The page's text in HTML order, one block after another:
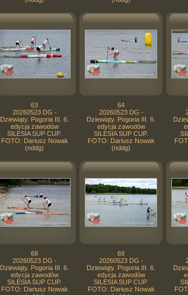
63
20260523 DG -
Dziewiąty. Pogoria III. 6.
edycja zawodów
SILESIA SUP CUP.
FOTO: Dariusz Nowak
(nddg)
64
20260523 DG -
Dziewiąty. Pogoria III. 6.
edycja zawodów
SILESIA SUP CUP.
FOTO: Dariusz Nowak
(nddg)
68
20260523 DG -
Dziewiąty. Pogoria III. 6.
edycja zawodów
SILESIA SUP CUP.
FOTO: Dariusz Nowak
69
20260523 DG -
Dziewiąty. Pogoria III. 6.
edycja zawodów
SILESIA SUP CUP.
FOTO: Dariusz Nowak